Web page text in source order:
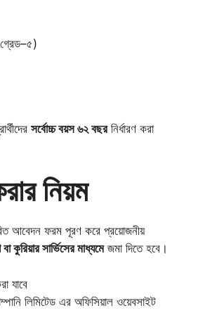
সর্বোচ্চ বয়স ৬২ বছরনির্ধারণ করা
নিয়ম
আবেদন ফরম পূরণ করে প্রয়োজনীয়
কুরিয়ার সার্ভিসের মাধ্যমেজমা দিতে হবে।
যাবে
লিমিটেড এর অফিসিয়াল ওয়েবসাইট